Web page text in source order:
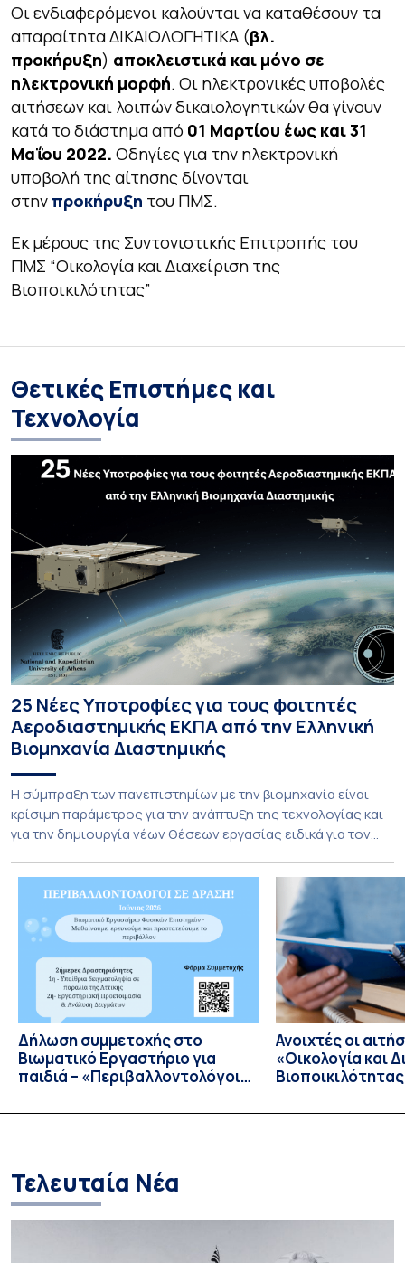
Οι ενδιαφερόμενοι καλούνται να καταθέσουν τα
απαραίτητα ΔΙΚΑΙΟΛΟΓΗΤΙΚΑ (βλ.
προκήρυξη) αποκλειστικά και μόνο σε
ηλεκτρονική μορφή. Οι ηλεκτρονικές υποβολές
αιτήσεων και λοιπών δικαιολογητικών θα γίνουν
κατά το διάστημα από 01 Μαρτίου έως και 31
Μαΐου 2022. Οδηγίες για την ηλεκτρονική
υποβολή της αίτησης δίνονται
στην προκήρυξη του ΠΜΣ.
Εκ μέρους της Συντονιστικής Επιτροπής του
ΠΜΣ “Οικολογία και Διαχείριση της
Βιοποικιλότητας”
Θετικές Επιστήμες και
Τεχνολογία
25 Νέες Υποτροφίες για τους φοιτητές
Αεροδιαστημικής ΕΚΠΑ από την Ελληνική
Βιομηχανία Διαστημικής
Η σύμπραξη των πανεπιστημίων με την βιομηχανία είναι
κρίσιμη παράμετρος για την ανάπτυξη της τεχνολογίας και
για την δημιουργία νέων θέσεων εργασίας ειδικά για τον
Επιστήμης & Τεχνολογίας Εθνικού και Καποδιστριακού
Πανεπιστημίου Αθηνών καινοτομεί και εγκαινιάζει μία νέα
εποχή στην συνεργασία με την Ελληνική βιομηχανία
Διαστημικής με την προσφορά […]
Δήλωση συμμετοχής στο
Bιωματικό Eργαστήριο για
παιδιά – «Περιβαλλοντολόγοι
Ανοιχτές οι
«Οικολογία και
Τελευταία Νέα